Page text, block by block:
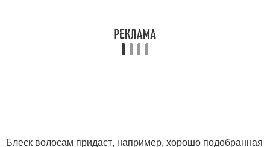
Блеск волосам придаст, например, хорошо подобранная